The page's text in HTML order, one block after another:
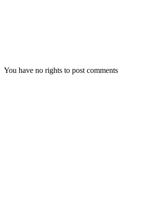
You have no rights to post comments